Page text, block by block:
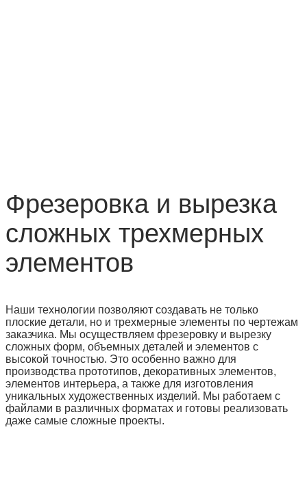
Фрезеровка и вырезка
сложных трехмерных
элементов
Наши технологии позволяют создавать не только
плоские детали, но и трехмерные элементы по чертежам
заказчика. Мы осуществляем фрезеровку и вырезку
сложных форм, объемных деталей и элементов с
высокой точностью. Это особенно важно для
производства прототипов, декоративных элементов,
элементов интерьера, а также для изготовления
уникальных художественных изделий. Мы работаем с
файлами в различных форматах и готовы реализовать
даже самые сложные проекты.